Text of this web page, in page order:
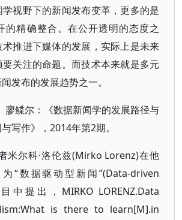
视野下的新闻发布变革，更多的是
的精确整合。在公开透明的态度之
推进下媒体的发展，实际上是未来
关注的命题。而技术本来就是多元
发布的发展趋势之一。
鲽尔：《数据新闻学的发展路径与
写作》，2014年第2期。
尔科·洛伦兹(Mirko Lorenz)在他
“数据驱动型新闻”(Data-driven
中提出，MIRKO LORENZ.Data
is there to learn[M].in